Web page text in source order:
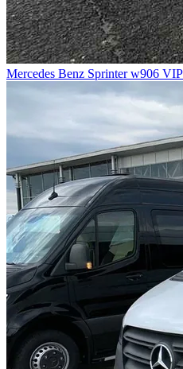
Mercedes Benz Sprinter w906 VIP